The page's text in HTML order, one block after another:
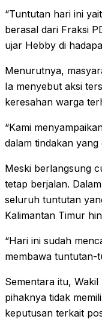
“Tuntutan hari ini
berasal dari Fraksi
ujar Hebby di
Menurutnya,
Ia menyebut aksi
keresahan warga
“Kami
dalam tindakan
Meski berlangsung
tetap berjalan.
seluruh tuntutan
Kalimantan Timur
“Hari ini sudah
membawa tuntutan-
Sementara itu,
pihaknya tidak
keputusan terkait